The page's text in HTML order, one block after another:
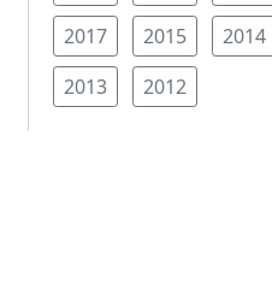
2017
2015
2014
2013
2012